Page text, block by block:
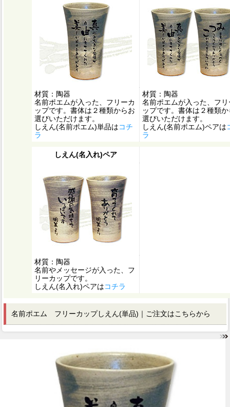
材質：陶器
名前ポエムが入った、フリーカ
ップです。書体は２種類からお
選びいただけます。
しえん(名前ポエム)単品はコチ
ラ
材質：陶器
名前ポエムが入った、フリ
ップです。書体は２種類
選びいただけます。
しえん(名前ポエム)ペアは
ラ
しえん(名入れ)ペア
材質：陶器
名前やメッセージが入った、フ
リーカップです。
しえん(名入れ)ペアはコチラ
名前ポエム フリーカップしえん(単品)｜ご注文はこちらから